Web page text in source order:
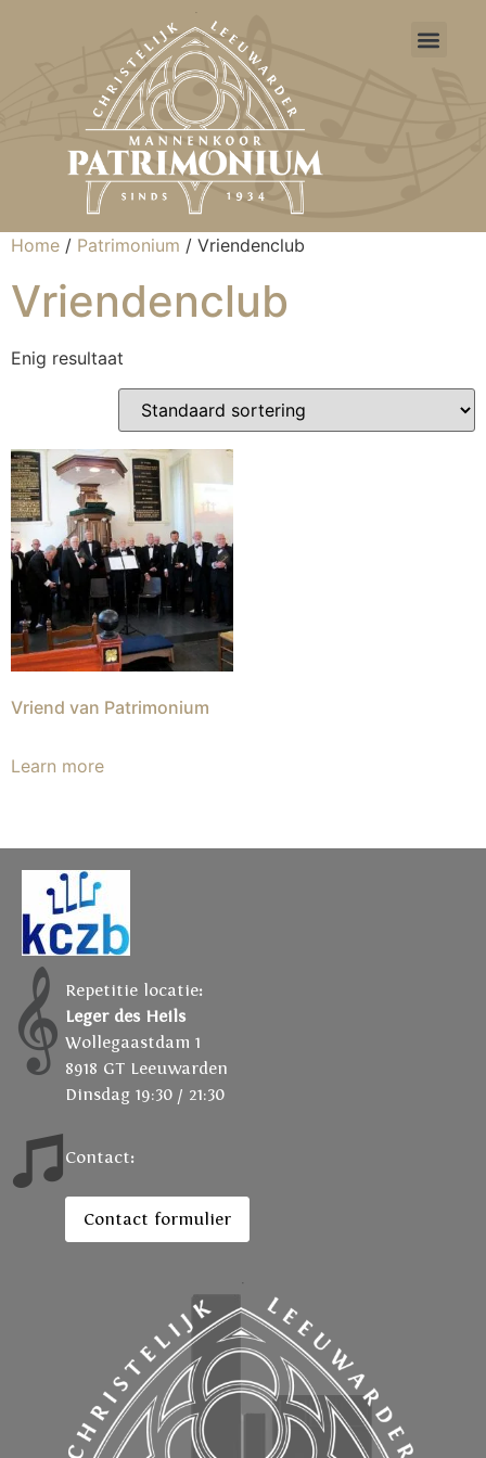
Home / Patrimonium / Vriendenclub
Vriendenclub
Enig resultaat
Vriend van Patrimonium
Learn more
Repetitie locatie:
Leger des Heils
Wollegaastdam 1
8918 GT Leeuwarden
Dinsdag 19:30 / 21:30
Contact:
Contact formulier